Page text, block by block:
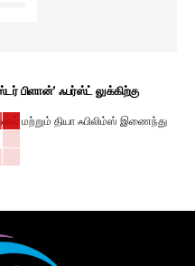
பிளான்’ ஃபர்ஸ்ட் லுக்கிற்கு
மற்றும் தியா ஃபிலிம்ஸ் இணைந்து